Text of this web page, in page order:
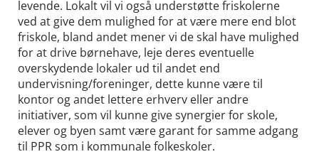
levende. Lokalt vil vi også understøtte friskolerne
ved at give dem mulighed for at være mere end blot
friskole, bland andet mener vi de skal have mulighed
for at drive børnehave, leje deres eventuelle
overskydende lokaler ud til andet end
undervisning/foreninger, dette kunne være til
kontor og andet lettere erhverv eller andre
initiativer, som vil kunne give synergier for skole,
elever og byen samt være garant for samme adgang
til PPR som i kommunale folkeskoler.